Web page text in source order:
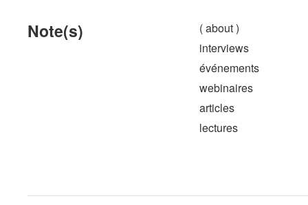
Note(s)
( about )
interviews
événements
webinaires
articles
lectures